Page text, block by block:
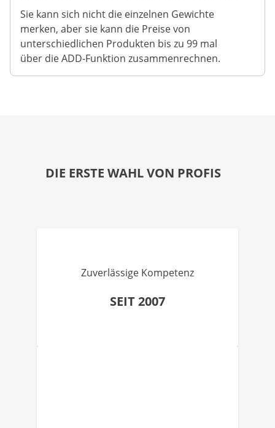
Sie kann sich nicht die einzelnen Gewichte
merken, aber sie kann die Preise von
unterschiedlichen Produkten bis zu 99 mal
über die ADD-Funktion zusammenrechnen.
DIE ERSTE WAHL VON PROFIS
Zuverlässige Kompetenz
SEIT 2007